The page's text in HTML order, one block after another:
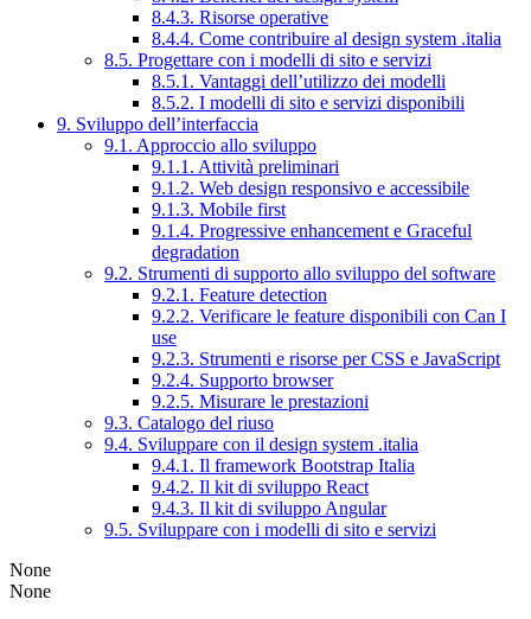
8.4.3. Risorse operative
8.4.4. Come contribuire al design system .italia
8.5. Progettare con i modelli di sito e servizi
8.5.1. Vantaggi dell’utilizzo dei modelli
8.5.2. I modelli di sito e servizi disponibili
9. Sviluppo dell’interfaccia
9.1. Approccio allo sviluppo
9.1.1. Attività preliminari
9.1.2. Web design responsivo e accessibile
9.1.3. Mobile first
9.1.4. Progressive enhancement e Graceful
degradation
9.2. Strumenti di supporto allo sviluppo del software
9.2.1. Feature detection
9.2.2. Verificare le feature disponibili con Can I
use
9.2.3. Strumenti e risorse per CSS e JavaScript
9.2.4. Supporto browser
9.2.5. Misurare le prestazioni
9.3. Catalogo del riuso
9.4. Sviluppare con il design system .italia
9.4.1. Il framework Bootstrap Italia
9.4.2. Il kit di sviluppo React
9.4.3. Il kit di sviluppo Angular
9.5. Sviluppare con i modelli di sito e servizi
None
None